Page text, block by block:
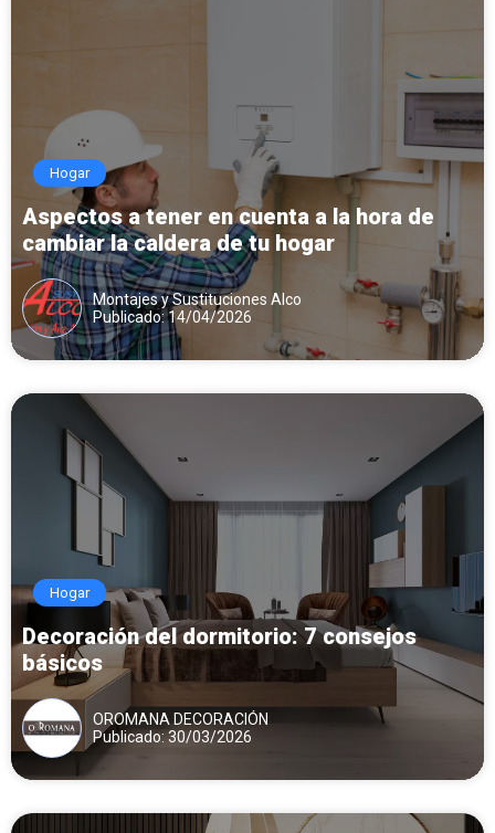
Hogar
Aspectos a tener en cuenta a la hora de
cambiar la caldera de tu hogar
Montajes y Sustituciones Alco
Publicado: 14/04/2026
Hogar
Decoración del dormitorio: 7 consejos
básicos
OROMANA DECORACIÓN
Publicado: 30/03/2026